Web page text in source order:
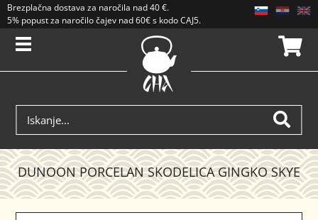
Brezplačna dostava za naročila nad40 €.
5% popust za naročilo čajev nad 60€ s kodo CAJ5. Popusti se ne seštevajo.
DUNOON PORCELAN SKODELICA GINGKO SKYE